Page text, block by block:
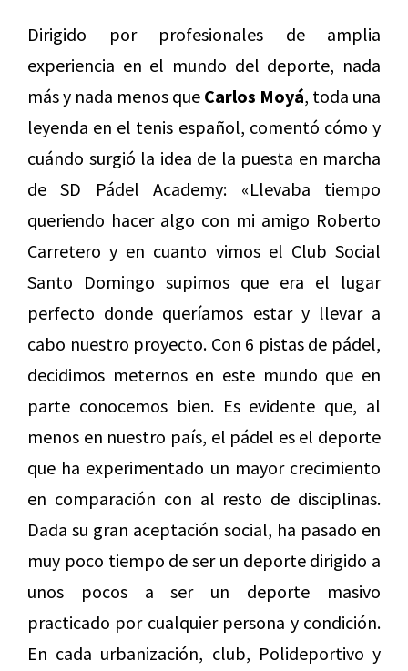
Dirigido por profesionales de amplia
experiencia en el mundo del deporte, nada
más y nada menos que Carlos Moyá, toda una
leyenda en el tenis español, comentó cómo y
cuándo surgió la idea de la puesta en marcha
de SD Pádel Academy: «Llevaba tiempo
queriendo hacer algo con mi amigo Roberto
Carretero y en cuanto vimos el Club Social
Santo Domingo supimos que era el lugar
perfecto donde queríamos estar y llevar a
cabo nuestro proyecto. Con 6 pistas de pádel,
decidimos meternos en este mundo que en
parte conocemos bien. Es evidente que, al
menos en nuestro país, el pádel es el deporte
que ha experimentado un mayor crecimiento
en comparación con al resto de disciplinas.
Dada su gran aceptación social, ha pasado en
muy poco tiempo de ser un deporte dirigido a
unos pocos a ser un deporte masivo
practicado por cualquier persona y condición.
En cada urbanización, club, Polideportivo y